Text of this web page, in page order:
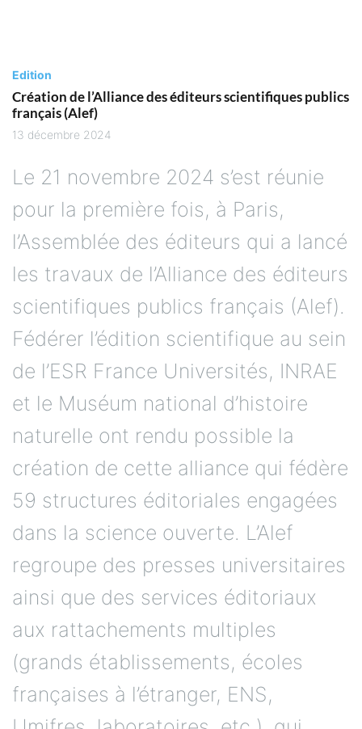
Edition
Création de l’Alliance des éditeurs scientifiques publics
français (Alef)
13 décembre 2024
Le 21 novembre 2024 s’est réunie
pour la première fois, à Paris,
l’Assemblée des éditeurs qui a lancé
les travaux de l’Alliance des éditeurs
scientifiques publics français (Alef).
Fédérer l’édition scientifique au sein
de l’ESR France Universités, INRAE
et le Muséum national d’histoire
naturelle ont rendu possible la
création de cette alliance qui fédère
59 structures éditoriales engagées
dans la science ouverte. L’Alef
regroupe des presses universitaires
ainsi que des services éditoriaux
aux rattachements multiples
(grands établissements, écoles
françaises à l’étranger, ENS,